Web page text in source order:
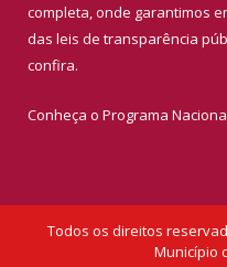
completa, onde garantimos
das leis de transparência
confira.
Conheça o Programa
Todos os direitos
Município